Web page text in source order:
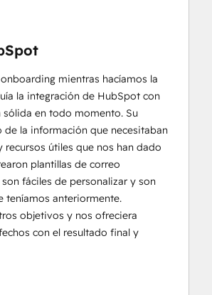
mientras hacíamos la
la integración de HubSpot con
sólida en todo momento. Su
la información que necesitaban
útiles que nos han dado
plantillas de correo
fáciles de personalizar y son
teníamos anteriormente.
objetivos y nos ofreciera
con el resultado final y